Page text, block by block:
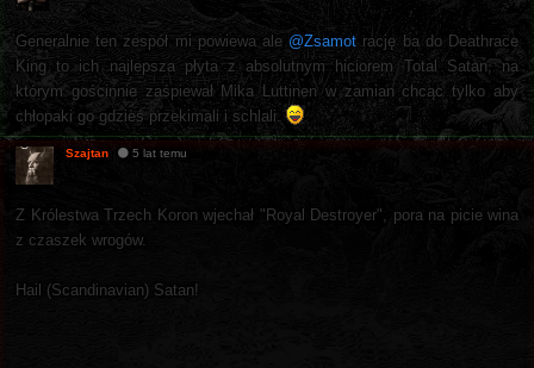
Generalnie ten zespół mi powiewa ale @Zsamot rację ba do Deathrace
King to ich najlepsza płyta z absolutnym hiciorem Total Satan, na
którym gościnnie zaśpiewał Mika Luttinen w zamian chcąc tylko aby
chłopaki go gdzieś przekimali i schlali.
Szajtan 5 lat temu
Z Królestwa Trzech Koron wjechał "Royal Destroyer", pora na picie wina
z czaszek wrogów.
Hail (Scandinavian) Satan!